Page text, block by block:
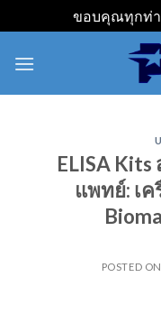
ขอบคุณทุกท่
ELISA
แพทย์: เ
POSTED ON